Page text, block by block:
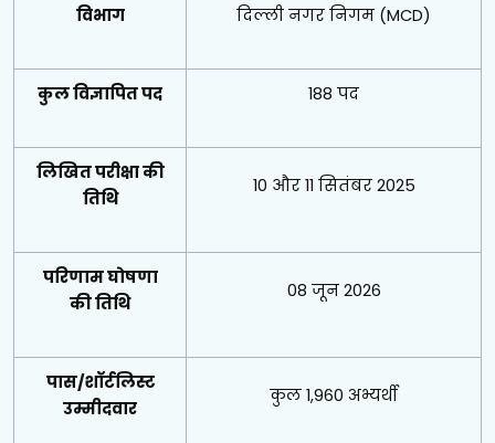
विभाग दिल्ली नगर निगम (MCD)
कुल विज्ञापित पद 188 पद
लिखित परीक्षा की
तिथि
10 और 11 सितंबर 2025
परिणाम घोषणा
की तिथि
08 जून 2026
पास/शॉर्टलिस्ट
उम्मीदवार
कुल 1,960 अभ्यर्थी